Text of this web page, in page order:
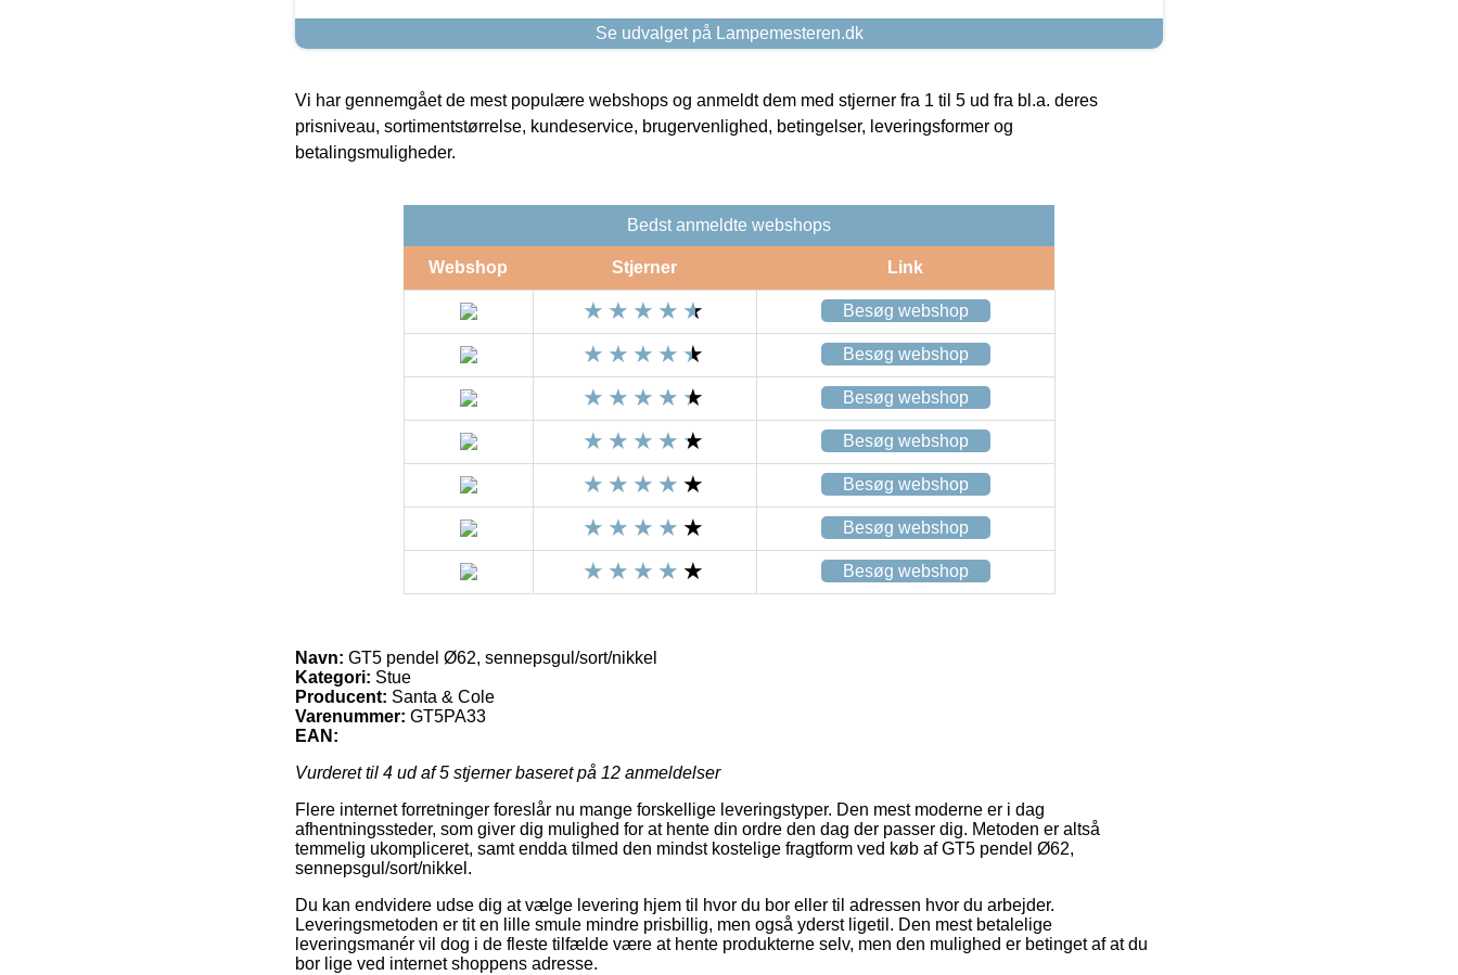
Se udvalget på Lampemesteren.dk
Vi har gennemgået de mest populære webshops og anmeldt dem med stjerner fra 1 til 5 ud fra bl.a. deres
prisniveau, sortimentstørrelse, kundeservice, brugervenlighed, betingelser, leveringsformer og
betalingsmuligheder.
Bedst anmeldte webshops
Webshop Stjerner Link
Besøg webshop
Besøg webshop
Besøg webshop
Besøg webshop
Besøg webshop
Besøg webshop
Besøg webshop
Navn: GT5 pendel Ø62, sennepsgul/sort/nikkel
Kategori: Stue
Producent: Santa & Cole
Varenummer: GT5PA33
EAN:
Vurderet til 4 ud af 5 stjerner baseret på 12 anmeldelser
Flere internet forretninger foreslår nu mange forskellige leveringstyper. Den mest moderne er i dag
afhentningssteder, som giver dig mulighed for at hente din ordre den dag der passer dig. Metoden er altså
temmelig ukompliceret, samt endda tilmed den mindst kostelige fragtform ved køb af GT5 pendel Ø62,
sennepsgul/sort/nikkel.
Du kan endvidere udse dig at vælge levering hjem til hvor du bor eller til adressen hvor du arbejder.
Leveringsmetoden er tit en lille smule mindre prisbillig, men også yderst ligetil. Den mest betalelige
leveringsmanér vil dog i de fleste tilfælde være at hente produkterne selv, men den mulighed er betinget af at du
bor lige ved internet shoppens adresse.